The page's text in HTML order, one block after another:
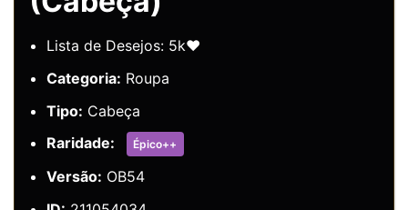
Lista de Desejos: 5k❤️
Categoria: Roupa
Tipo: Cabeça
Raridade:
Épico++
Versão: OB54